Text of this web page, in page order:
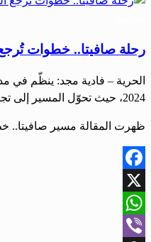
رحلة صافيتا.. خطوات
‏الحرية – فادية مجد: ينظّم في
2024، حيث تحوّل المسير إلى تجربة اجتماعية وبيئية ورياضية، تتسع لمئات المشاركين، وتعيد إحياء علاقة الإنسان بمحيطه. بداية الفكرة وتطورها وأفاد مشرف […]
ظهرت المقالة مسير صافيتا..
Facebook
X
WhatsApp